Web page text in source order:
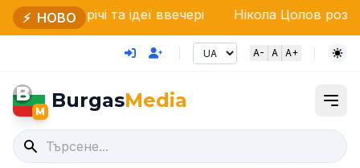
⚡ НОВО
та ідеї ввечері Нікола Цолов розкрив секрети
A- A A+
B
M BurgasMedia